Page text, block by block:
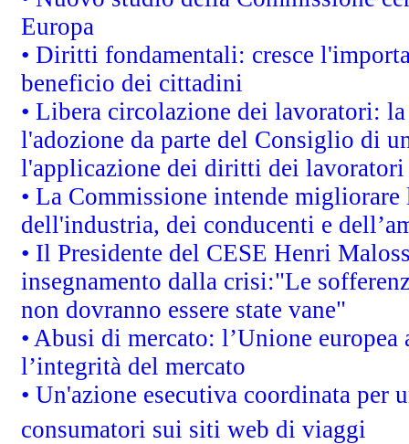
Europa
• Diritti fondamentali: cresce
beneficio dei cittadini
• Libera circolazione dei lavoratori:
l'adozione da parte del Consiglio di
l'applicazione dei diritti dei lavoratori
• La Commissione intende
dell'industria, dei conducenti e
• Il Presidente del CESE Henri
insegnamento dalla crisi:"Le
non dovranno essere state vane"
• Abusi di mercato: l’Unione
l’integrità del mercato
• Un'azione esecutiva coordinata
consumatori sui siti web di viaggi